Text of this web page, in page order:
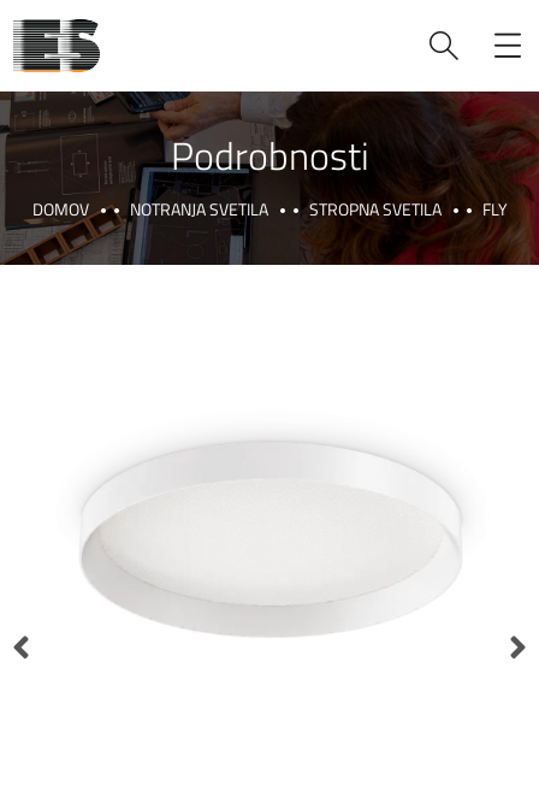
Podrobnosti
DOMOV NOTRANJA SVETILA STROPNA SVETILA FLY